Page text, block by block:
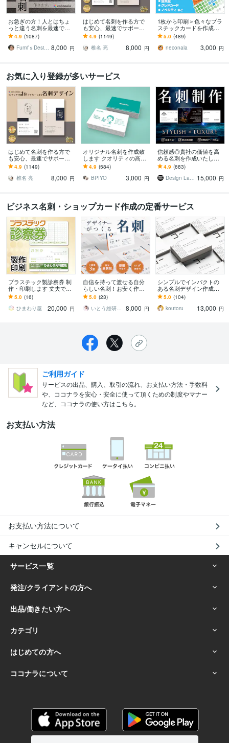
お急ぎの方！人とはちょ
っと違う名刺を最速で作
ります あなただけのオリ
ジナル名刺を！翌日まで
にデザイン作成します！
4.9 (1087)
Fumi’ｓDesign 8,000 円
はじめて名刺を作る方で
も安心、最速でサポート
します 名刺デザイン実績
最多のプロデザイナーが
デザインいたします!
4.9 (1149)
椎名 亮
8,000 円
1枚から印刷＞色々なプラ
スチックカードを作成し
ます 認定証・学生証・社
員証・クレドなどクレカ
サイズのカードに印刷
5.0 (489)
neconala
3,000 円
お気に入り登録が多いサービス
はじめて名刺を作る方で
も安心、最速でサポート
します 名刺デザイン実績
最多のプロデザイナーが
デザインいたします!
4.9 (1149)
椎名 亮
8,000 円
オリジナル名刺を作成致
します クオリティの高い
素敵な名刺デザインを
4.9 (584)
BPIYO
3,000 円
信頼感◎貴社の価値を高
める名刺を作成いたしま
す 修正回数無制限◇スタ
イリッシュ＆高級感で魅
せるモダンデザイン
4.9 (683)
Design Lab｜名刺・地図・印刷物 15,000 円
ビジネス名刺・ショップカード作成の定番サービス
プラスチック製診察券 制
作・印刷します 丈夫で長
持ちな診察券が必要な方
に！
5.0 (16)
ひまわり屋
20,000 円
自信を持って渡せる自分
らしい名刺！お安く作成
します 印刷対応、修正無
制限、３案ご提案、名刺
で事業を加速させます！
5.0 (23)
いとう総研株式会社【Design】
8,000 円
シンプルでインパクトの
ある名刺デザイン作成致
します シンプルで伝わり
やすくインパクトのある
デザインを作成します
5.0 (104)
koutoru
13,000 円
ご利用ガイド
サービスの出品、購入、取引の流れ、お支払い方法・手数料
や、ココナラを安心・安全に使って頂くための制度やマナー
など、ココナラの使い方はこちら。
お支払い方法
お支払い方法について
キャンセルについて